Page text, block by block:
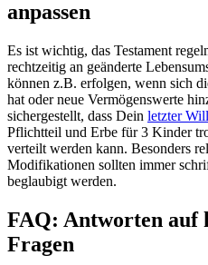
anpassen
Es ist wichtig, das Testament
rechtzeitig an geänderte
können z.B. erfolgen, wenn sich
hat oder neue Vermögenswerte
sichergestellt, dass Dein letzter
Pflichtteil und Erbe für 3 Kinder
verteilt werden kann. Besonders
Modifikationen sollten immer
beglaubigt werden.
FAQ: Antworten auf
Fragen